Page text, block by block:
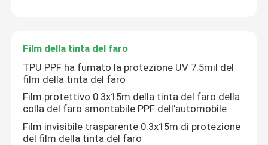
Film della tinta del faro
TPU PPF ha fumato la protezione UV 7.5mil del
film della tinta del faro
Film protettivo 0.3x15m della tinta del faro della
colla del faro smontabile PPF dell'automobile
Film invisibile trasparente 0.3x15m di protezione
del film della tinta del faro